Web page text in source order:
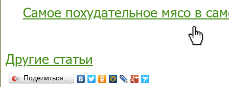
Самое похудательное мясо в
Другие статьи
Поделиться…